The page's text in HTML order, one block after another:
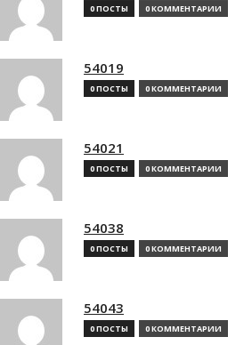
0 ПОСТЫ 0 КОММЕНТАРИИ
54019
0 ПОСТЫ 0 КОММЕНТАРИИ
54021
0 ПОСТЫ 0 КОММЕНТАРИИ
54038
0 ПОСТЫ 0 КОММЕНТАРИИ
54043
0 ПОСТЫ 0 КОММЕНТАРИИ